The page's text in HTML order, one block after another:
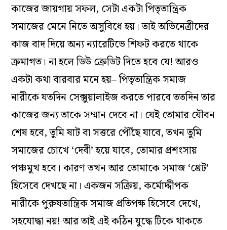
কাজের জায়গায় সফল, সেটা একটা পিতৃতান্ত্রিক
সমাজের মেনে নিতে অসুবিধে হয়। তাই অভিনেত্রীদের
কাজ বাদ দিয়ে অন‌্য ন‌্যারেটিভে শিফট করতে থাকে
ক্রমাগত। না হলে ডিউ ক্রেডিট দিতে হবে যে! আরও
একটা কথা বারবার মনে হয়– পিতৃতান্ত্রিক সমাজ
নারীকে যতদিন সেক্সুয়ালাইজ করতে পারবে ততদিন তার
কাজের জন‌্য তাকে সম্মান দেবে না। যেই তোমার যৌবন
শেষ হবে, তুমি ষাট বা সত্তরে পৌঁছে যাবে, তখন তুমি
সমাজের চোখে ‘দেবী’ হয়ে যাবে, তোমার প্রশংসায়
পঞ্চমুখ হবে। কারণ তখন আর তোমাকে সমাজ ‘থ্রেট’
হিসেবে দেখছে না। একজন সক্রিয়, কর্মোদ্দীপক
নারীকে পুরুষতান্ত্রিক সমাজ প্রতিপক্ষ হিসেবে দেখে,
সহযোদ্ধা নয়! আর তাই এই কঠিন যুদ্ধে টিকে থাকতে